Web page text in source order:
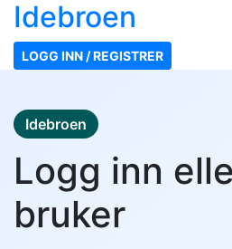
Idebroen
LOGG INN / REGISTRER
Idebroen
Logg inn
bruker